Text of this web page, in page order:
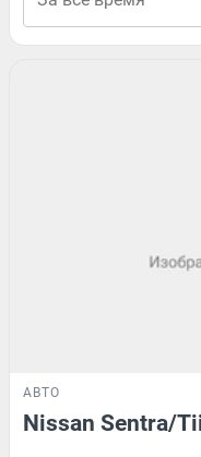
АВТО
Nissan Sentra/